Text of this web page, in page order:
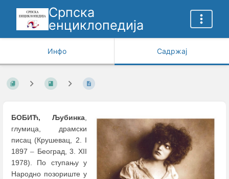
Српска
енциклопедија
Инфо Садржај
БОБИЋ, Љубинка,
глумица, драмски
писац (Крушевац, 2. I
1897– Београд, 3. XII
1978). По ступању у
Народно позориште у